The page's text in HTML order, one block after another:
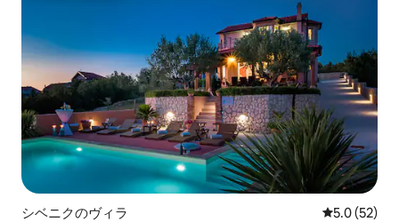
シベニクのヴィラ レビュー52
5.0 (52)